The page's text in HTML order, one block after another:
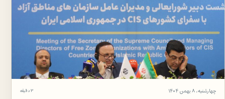
چهارشنبه، ۸ بهمن ۱۴۰۴ ۳ دقیقه